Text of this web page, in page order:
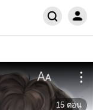
15 ตอน